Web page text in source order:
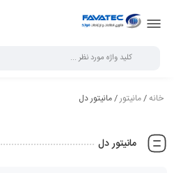
خانه/مانیتور/ مانیتور دل
مانیتور دل